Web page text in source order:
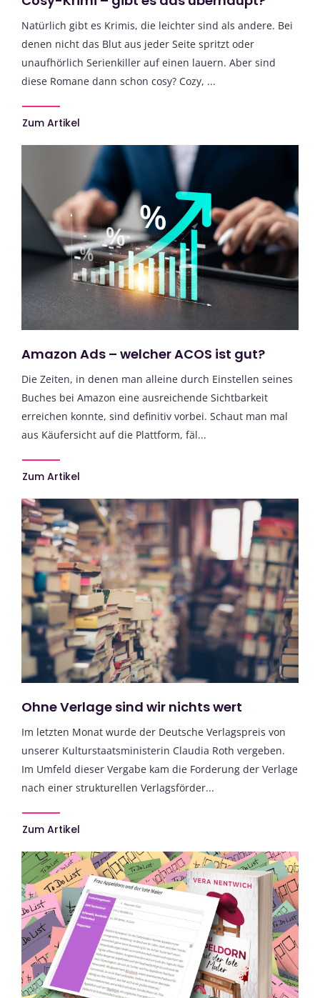
Natürlich gibt es Krimis, die leichter sind als andere. Bei
denen nicht das Blut aus jeder Seite spritzt oder
unaufhörlich Serienkiller auf einen lauern. Aber sind
diese Romane dann schon cosy? Cozy, ...
Zum Artikel
Amazon Ads – welcher ACOS ist gut?
Die Zeiten, in denen man alleine durch Einstellen seines
Buches bei Amazon eine ausreichende Sichtbarkeit
erreichen konnte, sind definitiv vorbei. Schaut man mal
aus Käufersicht auf die Plattform, fäl...
Zum Artikel
Ohne Verlage sind wir nichts wert
Im letzten Monat wurde der Deutsche Verlagspreis von
unserer Kulturstaatsministerin Claudia Roth vergeben.
Im Umfeld dieser Vergabe kam die Forderung der Verlage
nach einer strukturellen Verlagsförder...
Zum Artikel